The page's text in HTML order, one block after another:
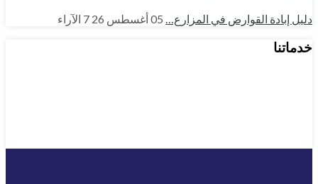
دليل إبادة القوارض في المزارع… 05 أغسطس 26 7 الآراء
خدماتنا